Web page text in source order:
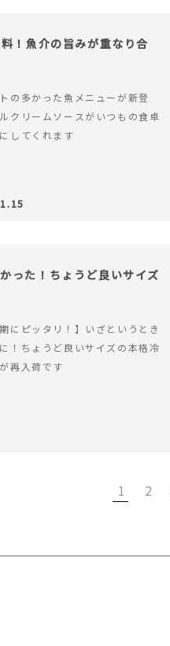
！魚介の旨みが重なり合
の多かった魚メニューが新登
クリームソースがいつもの食卓
してくれます
った！ちょうど良いサイズ
期にピッタリ！】いざというとき
！ちょうど良いサイズの本格冷
再入荷です
1 2